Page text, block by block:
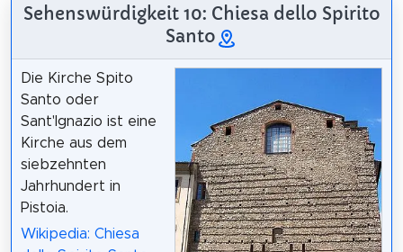
Sehenswürdigkeit 10: Chiesa dello Spirito
Santo
Die Kirche Spito
Santo oder
Sant'Ignazio ist eine
Kirche aus dem
siebzehnten
Jahrhundert in
Pistoia.
Wikipedia: Chiesa